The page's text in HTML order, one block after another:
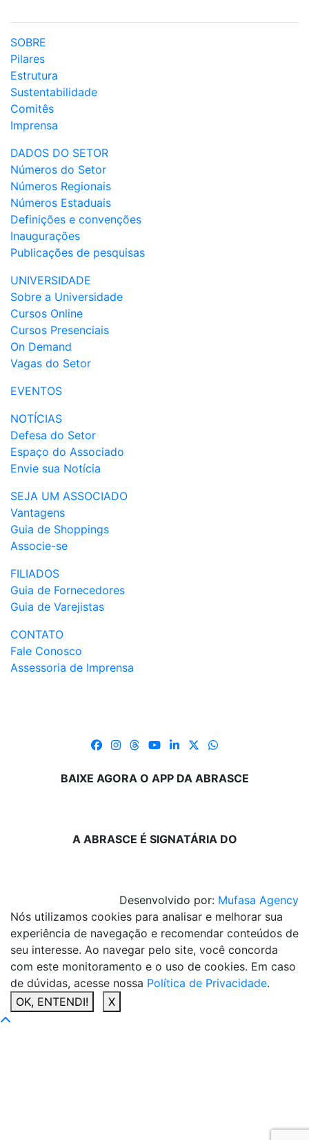
SOBRE
Pilares
Estrutura
Sustentabilidade
Comitês
Imprensa
DADOS DO SETOR
Números do Setor
Números Regionais
Números Estaduais
Definições e convenções
Inaugurações
Publicações de pesquisas
UNIVERSIDADE
Sobre a Universidade
Cursos Online
Cursos Presenciais
On Demand
Vagas do Setor
EVENTOS
NOTÍCIAS
Defesa do Setor
Espaço do Associado
Envie sua Notícia
SEJA UM ASSOCIADO
Vantagens
Guia de Shoppings
Associe-se
FILIADOS
Guia de Fornecedores
Guia de Varejistas
CONTATO
Fale Conosco
Assessoria de Imprensa
BAIXE AGORA O APP DA ABRASCE
A ABRASCE É SIGNATÁRIA DO
Desenvolvido por: Mufasa Agency
Nós utilizamos cookies para analisar e melhorar sua
experiência de navegação e recomendar conteúdos de
seu interesse. Ao navegar pelo site, você concorda
com este monitoramento e o uso de cookies. Em caso
de dúvidas, acesse nossa Política de Privacidade.
OK, ENTENDI!
X